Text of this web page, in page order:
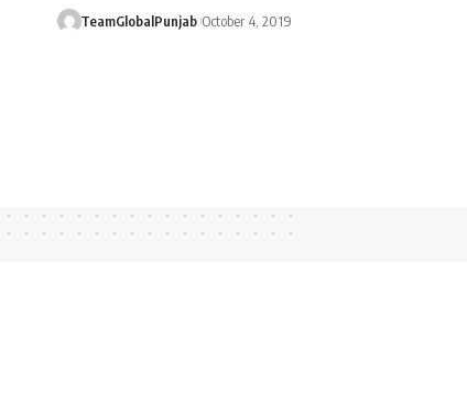
TeamGlobalPunjab October 4, 2019